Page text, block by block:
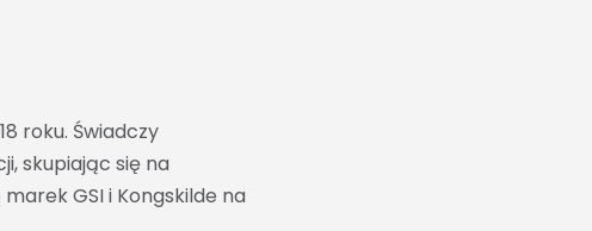
roku. Świadczy
skupiając się na
GSI i Kongskilde na